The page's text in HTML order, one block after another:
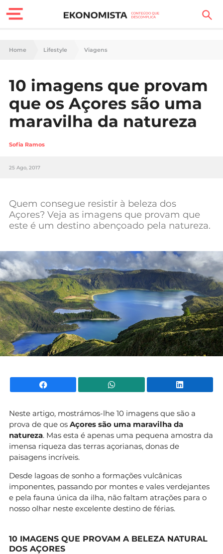
Finanças Pessoais
Carreira
Casa
Lifestyle
Sociedade
Negócios
Mundial 2026
Home Lifestyle Viagens
10 imagens que provam
que os Açores são uma
maravilha da natureza
Sofia Ramos
25 Ago, 2017
Quem consegue resistir à beleza dos
Açores? Veja as imagens que provam que
este é um destino abençoado pela natureza.
Facebook WhatsApp
Neste artigo, mostrámos-lhe 10 imagens que são a
prova de que os Açores são uma maravilha da
natureza. Mas esta é apenas uma pequena amostra da
imensa riqueza das terras açorianas, donas de
paisagens incríveis.
Desde lagoas de sonho a formações vulcânicas
imponentes, passando por montes e vales verdejantes
e pela fauna única da ilha, não faltam atrações para o
nosso olhar neste excelente destino de férias.
10 IMAGENS QUE PROVAM A BELEZA NATURAL
DOS AÇORES